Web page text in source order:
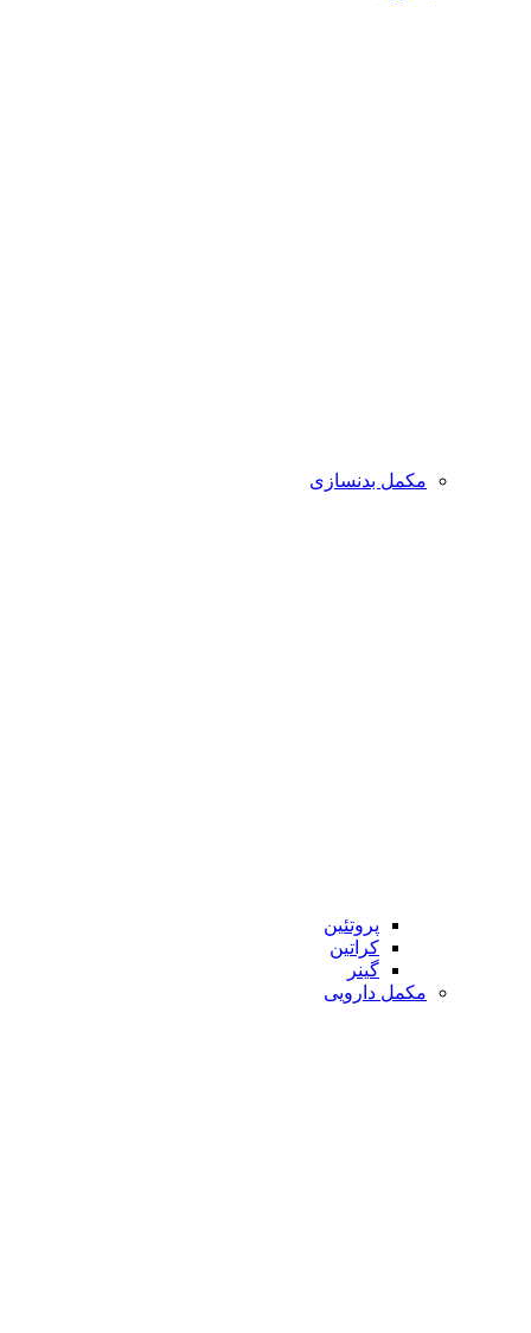
مکمل بدنسازی
پروتئین
کراتین
گینر
مکمل دارویی